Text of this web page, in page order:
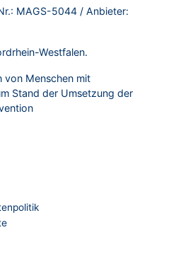
MAGS-5044 / Anbieter:
Westfalen.
von Menschen mit
Stand der Umsetzung der